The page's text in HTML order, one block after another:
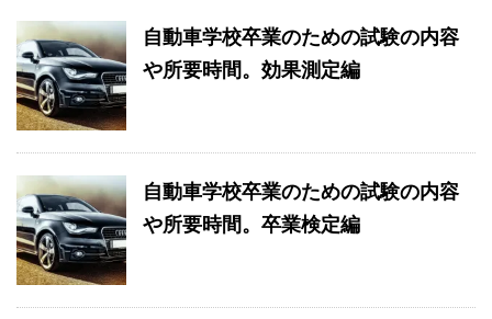
自動車学校卒業のための試験の内容
や所要時間。効果測定編
自動車学校卒業のための試験の内容
や所要時間。卒業検定編